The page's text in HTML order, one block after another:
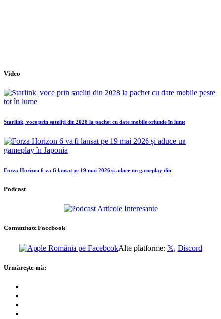
Video
Starlink, voce prin sateliți din 2028 la pachet cu date mobile oriunde în lume
Forza Horizon 6 va fi lansat pe 19 mai 2026 și aduce un gameplay din
Podcast
Comunitate Facebook
Alte platforme: 𝕏, Discord
Urmărește-mă: